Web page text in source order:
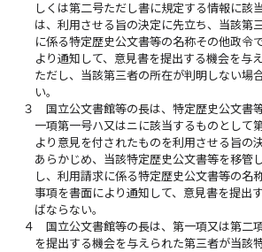
しくは第二号ただし書に規定する情報に該
は、利用させる旨の決定に先立ち、当該第
に係る特定歴史公文書等の名称その他政令
より通知して、意見書を提出する機会を与
ただし、当該第三者の所在が判明しない場
い。
３
国立公文書館等の長は、特定歴史公文書
一項第一号ハ又はニに該当するものとして
より意見を付されたものを利用させる旨の
あらかじめ、当該特定歴史公文書等を移管
し、利用請求に係る特定歴史公文書等の名
事項を書面により通知して、意見書を提出
ばならない。
４
国立公文書館等の長は、第一項又は第二
を提出する機会を与えられた第三者が当該